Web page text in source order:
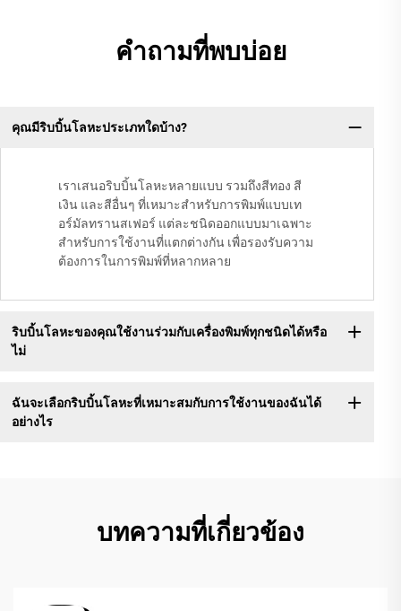
คำถามที่พบบ่อย
คุณมีริบบิ้นโลหะประเภทใดบ้าง?
เราเสนอริบบิ้นโลหะหลายแบบ รวมถึงสีทอง สี
เงิน และสีอื่นๆ ที่เหมาะสำหรับการพิมพ์แบบเท
อร์มัลทรานสเฟอร์ แต่ละชนิดออกแบบมาเฉพาะ
สำหรับการใช้งานที่แตกต่างกัน เพื่อรองรับความ
ต้องการในการพิมพ์ที่หลากหลาย
ริบบิ้นโลหะของคุณใช้งานร่วมกับเครื่องพิมพ์ทุกชนิดได้หรือ
ไม่
ฉันจะเลือกริบบิ้นโลหะที่เหมาะสมกับการใช้งานของฉันได้
อย่างไร
บทความที่เกี่ยวข้อง